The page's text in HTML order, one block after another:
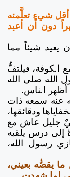
أقل شيءٍ تعلَّمته
دون أن أعيد
شيئاً مما
فيلتفُّ
الله صلى الله
أظهر الناس.
عنه سمعه ذات
ودقائقها،
جليل عاش مع
إلى درس يلقيه
رسول الله،
يقصُّه بعيني،